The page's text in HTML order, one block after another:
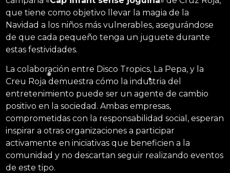
que tiene como objetivo llevar la magia de la
Navidad a los niños más vulnerables, asegurándose
de que cada pequeño tenga un juguete durante
estas festividades.
La colaboración entre Disco Tropics, La Pepa, y la
Creu Roja demuestra cómo la industria del
entretenimiento puede ser un agente de cambio
positivo en la sociedad. Ambas empresas,
comprometidas con la responsabilidad social, esperan
inspirar a otras organizaciones a participar
activamente en iniciativas que beneficien a la
comunidad y no descartan seguir realizando eventos
de este tipo.